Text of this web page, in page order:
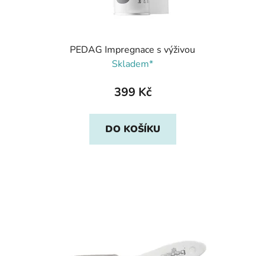
PEDAG Impregnace s výživou
Skladem*
399 Kč
DO KOŠÍKU